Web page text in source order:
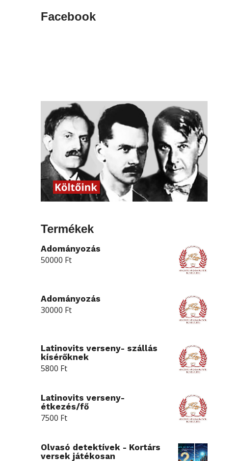
Facebook
Termékek
Adományozás
50000 Ft
Adományozás
30000 Ft
Latinovits verseny- szállás
kísérőknek
5800 Ft
Latinovits verseny-
étkezés/fő
7500 Ft
Olvasó detektívek - Kortárs
versek játékosan